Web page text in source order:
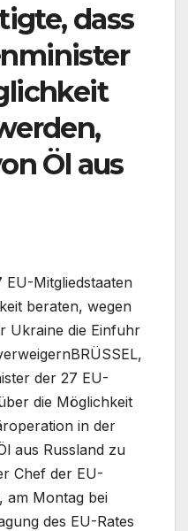
dass
Öl aus
EU-Mitgliedstaaten
beraten, wegen
Ukraine die Einfuhr
der 27 EU-
die Möglichkeit
in der
aus Russland zu
Chef der EU-
am Montag bei
des EU-Rates